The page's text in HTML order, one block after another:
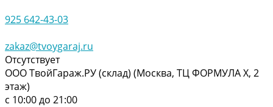
925 642-43-03
zakaz@tvoygaraj.ru
Отсутствует
ООО ТвойГараж.РУ (склад) (Москва, ТЦ ФОРМУЛА Х, 2
этаж)
с 10:00 до 21:00